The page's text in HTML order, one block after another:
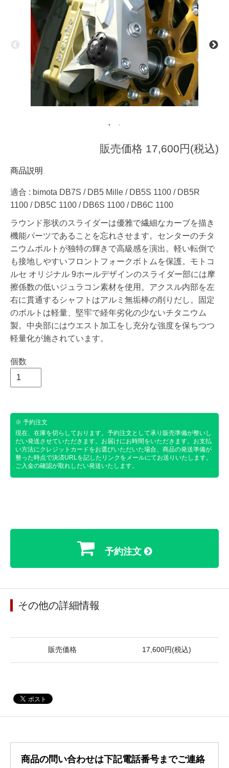
販売価格 17,600円(税込)
商品説明
適合 : bimota DB7S / DB5 Mille / DB5S 1100 / DB5R
1100 / DB5C 1100 / DB6S 1100 / DB6C 1100
ラウンド形状のスライダーは優雅で繊細なカーブを描き
機能パーツであることを忘れさせます。センターのチタ
ニウムボルトが独特の輝きで高級感を演出。軽い転倒で
も接地しやすいフロントフォークボトムを保護。モトコ
ルセ オリジナル 9ホールデザインのスライダー部には摩
擦係数の低いジュラコン素材を使用。アクスル内部を左
右に貫通するシャフトはアルミ無垢棒の削りだし。固定
のボルトは軽量、堅牢で経年劣化の少ないチタニウム
製。中央部にはウエスト加工をし充分な強度を保ちつつ
軽量化が施されています。
個数
※ 予約注文
現在、在庫を切らしております。予約注文として承り販売準備が整いし
だい発送させていただきます。お届けにお時間をいただきます。お支払
い方法にクレジットカードをお選びいただいた場合、商品の発送準備が
整った時点で決済URLを記したリンクをメールにてお送りいたします。
ご入金の確認が取れしだい発送いたします。
予約注文
その他の詳細情報
販売価格 17,600円(税込)
商品の問い合わせは下記電話番号までご連絡